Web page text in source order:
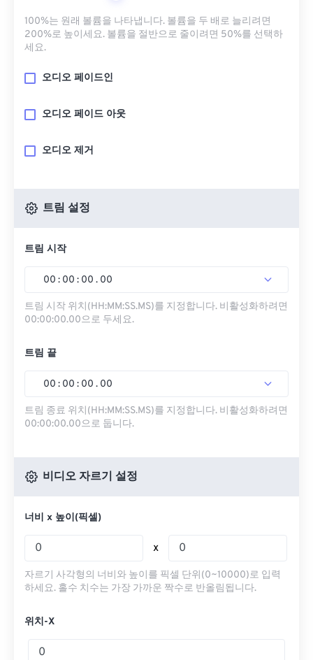
100%는 원래 볼륨을 나타냅니다. 볼륨을 두 배로 늘리려면
200%로 높이세요. 볼륨을 절반으로 줄이려면 50%를 선택하
세요.
오디오 페이드인
오디오 페이드 아웃
오디오 제거
트림 설정
트림 시작
00 : 00 : 00 . 00
트림 시작 위치(HH:MM:SS.MS)를 지정합니다. 비활성화하려면
00:00:00.00으로 두세요.
트림 끝
00 : 00 : 00 . 00
트림 종료 위치(HH:MM:SS.MS)를 지정합니다. 비활성화하려면
00:00:00.00으로 둡니다.
비디오 자르기 설정
너비 x 높이(픽셀)
x
자르기 사각형의 너비와 높이를 픽셀 단위(0~10000)로 입력
하세요. 홀수 치수는 가장 가까운 짝수로 반올림됩니다.
위치-X